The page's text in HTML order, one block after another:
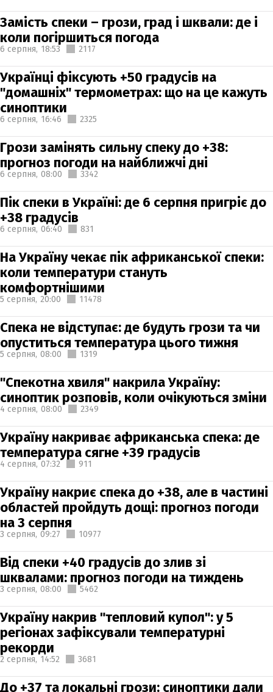
Замість спеки – грози, град і шквали: де і
коли погіршиться погода
6 серпня, 18:53 2117
Українці фіксують +50 градусів на
"домашніх" термометрах: що на це кажуть
синоптики
6 серпня, 16:46 2325
Грози замінять сильну спеку до +38:
прогноз погоди на найближчі дні
6 серпня, 08:00 3342
Пік спеки в Україні: де 6 серпня пригріє до
+38 градусів
6 серпня, 06:40 831
На Україну чекає пік африканської спеки:
коли температури стануть
комфортнішими
5 серпня, 20:00 11478
Спека не відступає: де будуть грози та чи
опуститься температура цього тижня
5 серпня, 08:00 1319
"Спекотна хвиля" накрила Україну:
синоптик розповів, коли очікуються зміни
4 серпня, 08:00 2349
Україну накриває африканська спека: де
температура сягне +39 градусів
4 серпня, 07:32 911
Україну накриє спека до +38, але в частині
областей пройдуть дощі: прогноз погоди
на 3 серпня
3 серпня, 09:27 10977
Від спеки +40 градусів до злив зі
шквалами: прогноз погоди на тиждень
3 серпня, 08:00 5462
Україну накрив "тепловий купол": у 5
регіонах зафіксували температурні
рекорди
2 серпня, 14:52 3681
До +37 та локальні грози: синоптики дали